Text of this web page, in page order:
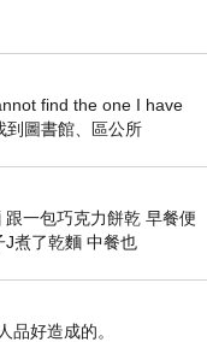
find the one I have
到圖書館、區公所
一包巧克力餅乾 早餐便
J煮了乾麵 中餐也
品好造成的。